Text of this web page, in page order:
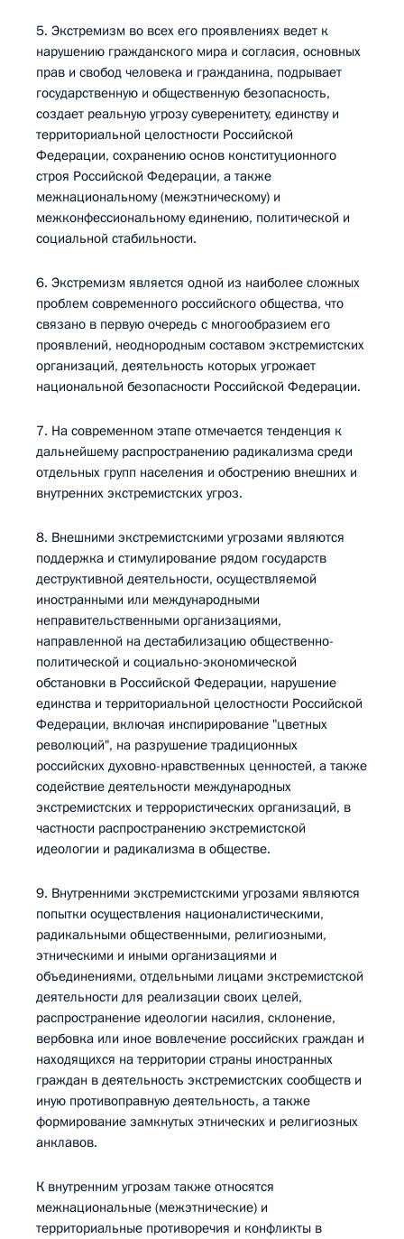
5. Экстремизм во всех его проявлениях ведет к
нарушению гражданского мира и согласия, основных
прав и свобод человека и гражданина, подрывает
государственную и общественную безопасность,
создает реальную угрозу суверенитету, единству и
территориальной целостности Российской
Федерации, сохранению основ конституционного
строя Российской Федерации, а также
межнациональному (межэтническому) и
межконфессиональному единению, политической и
социальной стабильности.
6. Экстремизм является одной из наиболее сложных
проблем современного российского общества, что
связано в первую очередь с многообразием его
проявлений, неоднородным составом экстремистских
организаций, деятельность которых угрожает
национальной безопасности Российской Федерации.
7. На современном этапе отмечается тенденция к
дальнейшему распространению радикализма среди
отдельных групп населения и обострению внешних и
внутренних экстремистских угроз.
8. Внешними экстремистскими угрозами являются
поддержка и стимулирование рядом государств
деструктивной деятельности, осуществляемой
иностранными или международными
неправительственными организациями,
направленной на дестабилизацию общественно-
политической и социально-экономической
обстановки в Российской Федерации, нарушение
единства и территориальной целостности Российской
Федерации, включая инспирирование "цветных
революций", на разрушение традиционных
российских духовно-нравственных ценностей, а также
содействие деятельности международных
экстремистских и террористических организаций, в
частности распространению экстремистской
идеологии и радикализма в обществе.
9. Внутренними экстремистскими угрозами являются
попытки осуществления националистическими,
радикальными общественными, религиозными,
этническими и иными организациями и
объединениями, отдельными лицами экстремистской
деятельности для реализации своих целей,
распространение идеологии насилия, склонение,
вербовка или иное вовлечение российских граждан и
находящихся на территории страны иностранных
граждан в деятельность экстремистских сообществ и
иную противоправную деятельность, а также
формирование замкнутых этнических и религиозных
анклавов.
К внутренним угрозам также относятся
межнациональные (межэтнические) и
территориальные противоречия и конфликты в